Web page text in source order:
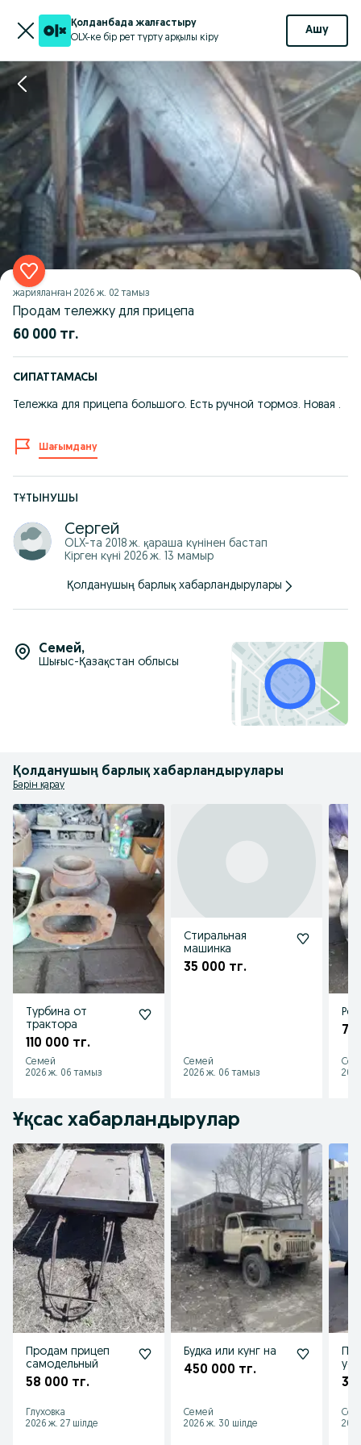
Қолданбада жалғастыру
OLX-ке бір рет түрту арқылы кіру
Ашу
жарияланған 2026 ж. 02 тамыз
Продам тележку для прицепа
60 000 тг.
СИПАТТАМАСЫ
Тележка для прицепа большого. Есть ручной тормоз. Новая .
Шағымдану
ТҰТЫНУШЫ
Сергей
OLX-та 2018 ж. қараша күнінен бастап
Кірген күні 2026 ж. 13 мамыр
Қолданушың барлық хабарландырулары
Семей,
Шығыс-Қазақстан облысы
Қолданушың барлық хабарландырулары
Бәрін қарау
Турбина от
трактора
110 000 тг.
Семей
2026 ж. 06 тамыз
Стиральная
машинка
35 000 тг.
Семей
2026 ж. 06 тамыз
75
Ұқсас хабарландырулар
Продам прицеп
самодельный
58 000 тг.
Глуховка
2026 ж. 27 шілде
Будка или кунг на
450 000 тг.
Семей
2026 ж. 30 шілде